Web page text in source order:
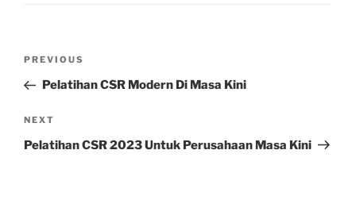
Previous
Post
PREVIOUS
Pelatihan CSR Modern Di Masa Kini
Next
Post
NEXT
Pelatihan CSR 2023 Untuk Perusahaan Masa Kini